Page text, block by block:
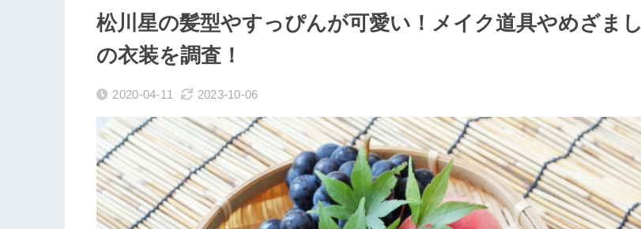
松川星の髪型やすっぴんが可愛い！メイク道具やめざまし
の衣装を調査！
2020-04-11 2023-10-06